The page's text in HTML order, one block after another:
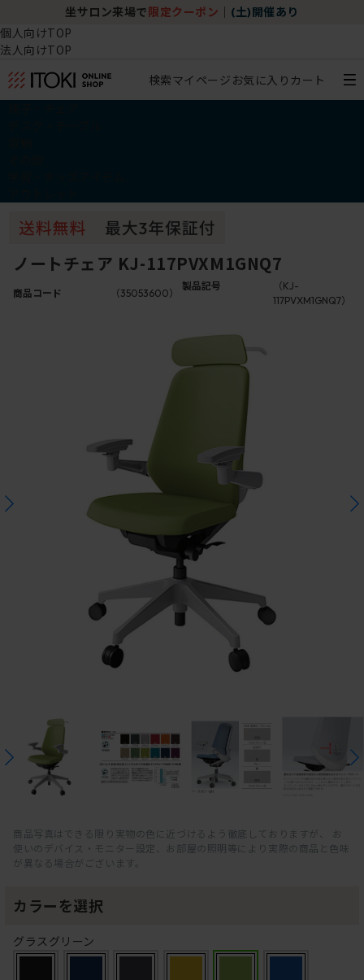
坐サロン来場で 限定クーポン (土)開催あり
個人向けTOP
法人向けTOP
検索マイページ お気に入り カート
ノートチェア KJ-117PVXM1GNQ7
商品コード （35053600）
製品記号
（KJ-
117PVXM1GNQ7）
商品写真はできる限り実物の色に近づけるよう徹底しておりますが、 お
使いのデバイス・モニター設定、お部屋の照明等により実際の商品と色味
が異なる場合がございます。
カラーを選択
グラスグリーン